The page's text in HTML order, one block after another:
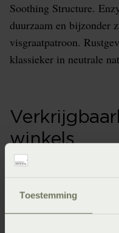
Toestemming
Soothing Structure.
duurzaam en bijzonder
visgraatpatroon.
klassieker in neutrale
winkels
Onze
Informeer dan eerst